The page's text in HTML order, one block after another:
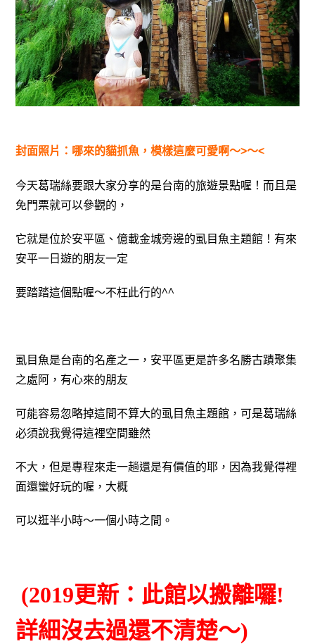
封面照片：哪來的貓抓魚，模樣這麼可愛啊～>～<
今天葛瑞絲要跟大家分享的是台南的旅遊景點喔！而且是
免門票就可以參觀的，
它就是位於安平區、億載金城旁邊的虱目魚主題館！有來
安平一日遊的朋友一定
要踏踏這個點喔～不枉此行的^^
虱目魚是台南的名產之一，安平區更是許多名勝古蹟聚集
之處阿，有心來的朋友
可能容易忽略掉這間不算大的虱目魚主題館，可是葛瑞絲
必須說我覺得這裡空間雖然
不大，但是專程來走一趟還是有價值的耶，因為我覺得裡
面還蠻好玩的喔，大概
可以逛半小時～一個小時之間。
(2019更新：此館以搬離囉!
詳細沒去過還不清楚～)